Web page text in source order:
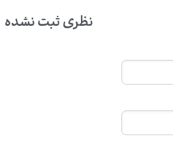
نظری ثبت نشده